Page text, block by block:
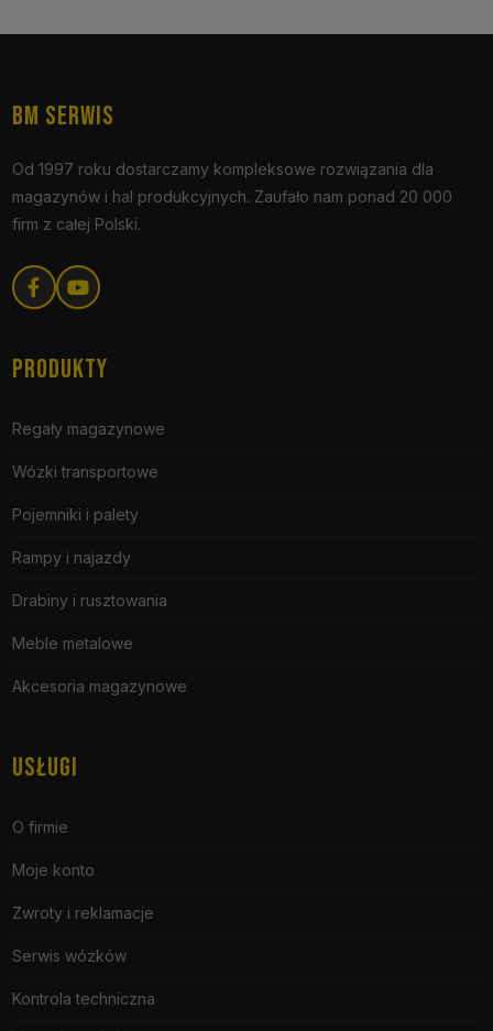
BM SERWIS
Od 1997 roku dostarczamy kompleksowe rozwiązania dla
magazynów i hal produkcyjnych. Zaufało nam ponad 20 000
firm z całej Polski.
PRODUKTY
Regały magazynowe
Wózki transportowe
Pojemniki i palety
Rampy i najazdy
Drabiny i rusztowania
Meble metalowe
Akcesoria magazynowe
USŁUGI
O firmie
Moje konto
Zwroty i reklamacje
Serwis wózków
Kontrola techniczna